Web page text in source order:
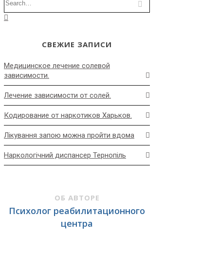
СВЕЖИЕ ЗАПИСИ
Медицинское лечение солевой
зависимости.
Лечение зависимости от солей.
Кодирование от наркотиков Харьков.
Лікування запою можна пройти вдома
Наркологічний диспансер Тернопіль
ОБ АВТОРЕ
Психолог реабилитационного
центра